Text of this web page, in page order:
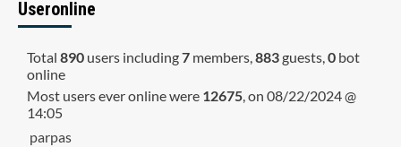
Useronline
Total 890 users including7 members,883guests,0 bot
online
Most users ever online were 12675, on 08/22/2024 @
14:05
parpas